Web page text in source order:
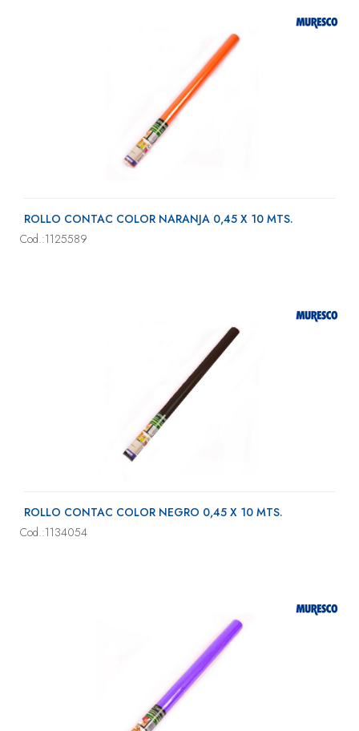
ROLLO CONTAC COLOR NARANJA 0,45 X 10 MTS.
Cod.:1125589
ROLLO CONTAC COLOR NEGRO 0,45 X 10 MTS.
Cod.:1134054